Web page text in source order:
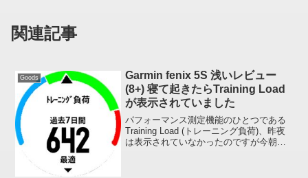
関連記事
Goods
Garmin fenix 5S 浅いレビュー
(8+) 寝て起きたらTraining Load
が表示されていました
パフォーマンス測定機能のひとつである
Training Load (トレーニング負荷)、昨夜
は表示されていなかったのですが今朝確